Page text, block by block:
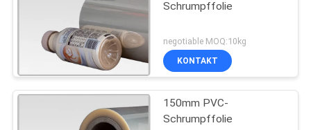
Schrumpffolie
negotiable MOQ:10kg
KONTAKT
150mm PVC-
Schrumpffolie